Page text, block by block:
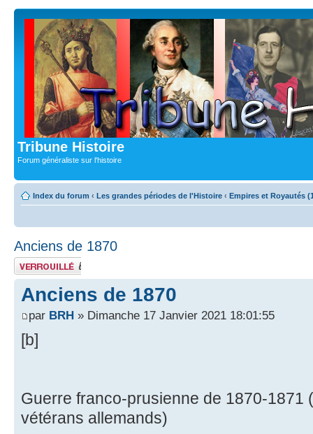
Tribune Histoire
Forum généraliste sur l'histoire
Index du forum ‹ Les grandes périodes de l'Histoire ‹ Empires et Royautés
Anciens de 1870
Sujet verrouillé
Anciens de 1870
par BRH » Dimanche 17 Janvier 2021 18:01:55
[b]
Guerre franco-prusienne de 1870-1871
vétérans allemands)